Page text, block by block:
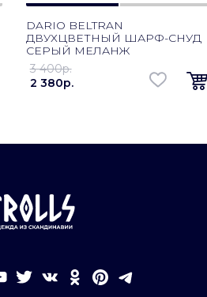
DARIO BELTRAN
ДВУХЦВЕТНЫЙ ШАРФ-СНУД
СЕРЫЙ МЕЛАНЖ
3 400p.
2 380p.